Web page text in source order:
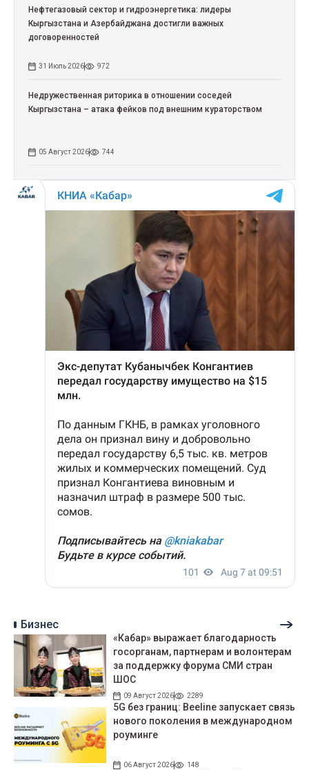
Нефтегазовый сектор и гидроэнергетика: лидеры
Кыргызстана и Азербайджана достигли важных
договоренностей
31 Июль 2026 972
Недружественная риторика в отношении соседей
Кыргызстана – атака фейков под внешним кураторством
05 Август 2026 744
Бизнес
«Кабар» выражает благодарность
госорганам, партнерам и волонтерам
за поддержку форума СМИ стран
ШОС
09 Август 2026 2289
5G без границ: Beeline запускает связь
нового поколения в международном
роуминге
06 Август 2026 148